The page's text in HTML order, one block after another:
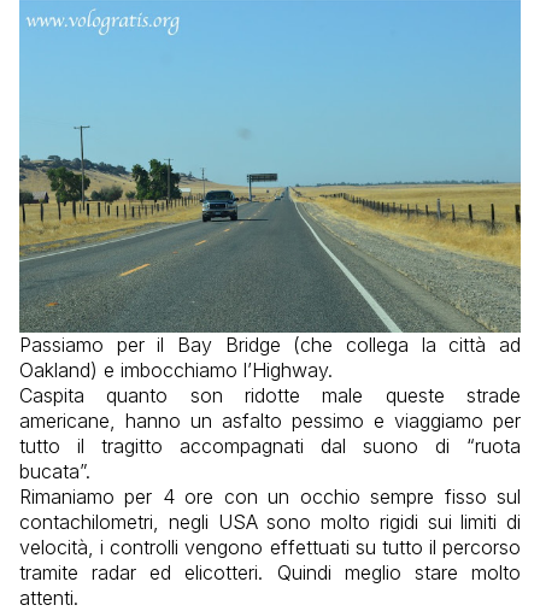
Passiamo per il Bay Bridge (che collega la città ad
Oakland) e imbocchiamo l’Highway.
Caspita quanto son ridotte male queste strade
americane, hanno un asfalto pessimo e viaggiamo per
tutto il tragitto accompagnati dal suono di “ruota
bucata”.
Rimaniamo per 4 ore con un occhio sempre fisso sul
contachilometri, negli USA sono molto rigidi sui limiti di
velocità, i controlli vengono effettuati su tutto il percorso
tramite radar ed elicotteri. Quindi meglio stare molto
attenti.